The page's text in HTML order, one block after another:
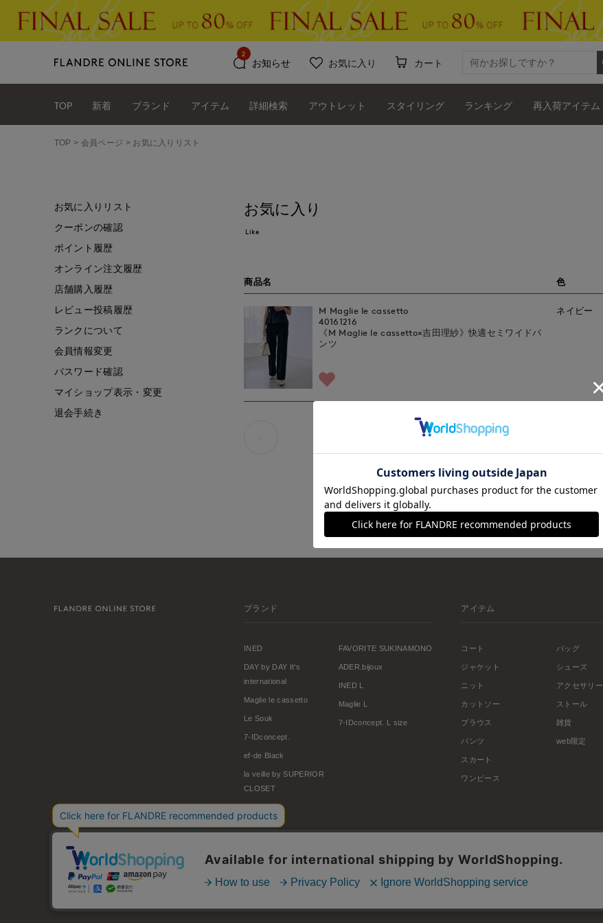
お知らせ
2
お気に入り カート
TOP 新着 ブランド アイテム 詳細検索 アウトレット スタイリング ランキング 再入荷アイテム
TOP 会員ページ お気に入りリスト
お気に入り
Like
商品名 色
M Maglie le cassetto
40161216
《M Maglie le cassetto×吉田理紗》快適セミワイドパ
ンツ
ネイビー
お気に入りリスト
クーポンの確認
ポイント履歴
オンライン注文履歴
店舗購入履歴
レビュー投稿履歴
ランクについて
会員情報変更
パスワード確認
マイショップ表示・変更
退会手続き
ブランド
INED
DAY by DAY It's
international
Maglie le cassetto
Le Souk
7-IDconcept.
ef-de Black
la veille by SUPERIOR
CLOSET
FAVORITE SUKINAMONO
ADER.bijoux
INED L
Maglie L
7-IDconcept. L size
アイテム
コート
ジャケット
ニット
カットソー
ブラウス
パンツ
スカート
ワンピース
バッグ
シューズ
アクセサリー
ストール
雑貨
web限定
© FLANDRE CO., LTD.